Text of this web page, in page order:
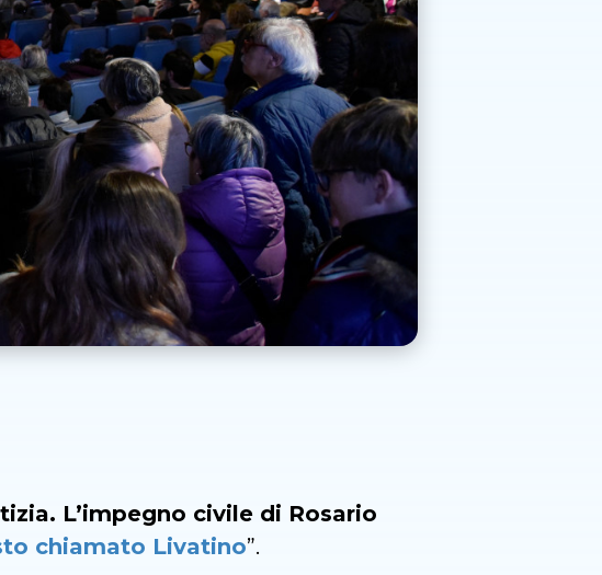
L’impegno civile di Rosario
chiamato Livatino”.